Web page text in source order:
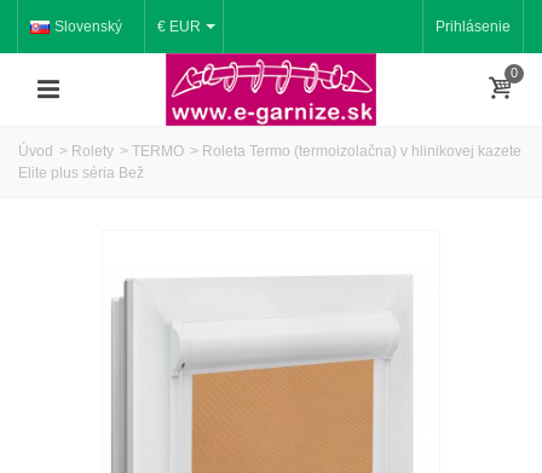
Slovenský Prihlásenie
€ EUR
0
Úvod > Rolety > TERMO > Roleta Termo (termoizolačna) v hlinikovej kazete
Elite plus séria Bež